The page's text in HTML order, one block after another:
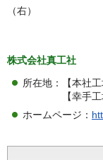
（右）
株式会社真工社
所在地：【本社
【幸手工場
ホームページ：